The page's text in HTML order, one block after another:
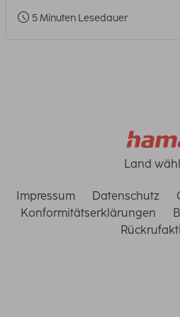
5 Minuten Lesedauer
Land
Impressum Datenschutz
Konformitätserklärungen